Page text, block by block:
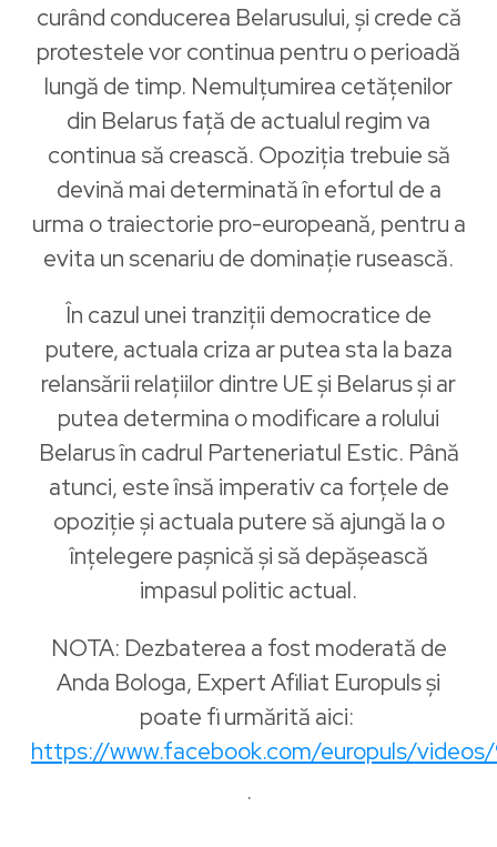
curând conducerea Belarusului, și crede că
protestele vor continua pentru o perioadă
lungă de timp. Nemulțumirea cetățenilor
din Belarus față de actualul regim va
continua să crească. Opoziția trebuie să
devină mai determinată în efortul de a
urma o traiectorie pro-europeană, pentru a
evita un scenariu de dominație rusească.
În cazul unei tranziții democratice de
putere, actuala criza ar putea sta la baza
relansării relațiilor dintre UE și Belarus și ar
putea determina o modificare a rolului
Belarus în cadrul Parteneriatul Estic. Până
atunci, este însă imperativ ca forțele de
opoziție și actuala putere să ajungă la o
înțelegere pașnică și să depășească
impasul politic actual.
NOTA: Dezbaterea a fost moderată de
Anda Bologa, Expert Afiliat Europuls și
poate fi urmărită aici:
https://www.facebook.com/europuls/
.